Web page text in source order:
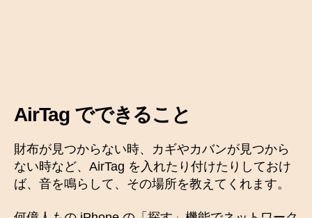
AirTag でできること
財布が見つからない時、カギやカバンが見つから
ない時など、AirTag を入れたり付けたりしておけ
ば、音を鳴らして、その場所を教えてくれます。